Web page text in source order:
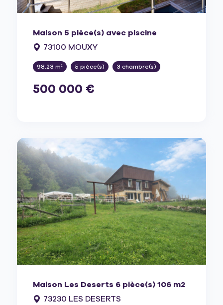
Maison 5 pièce(s) avec piscine
73100 MOUXY
98.23 m² 5 pièce(s) 3 chambre(s)
500 000 €
Maison Les Deserts 6 pièce(s) 106 m2
73230 LES DESERTS